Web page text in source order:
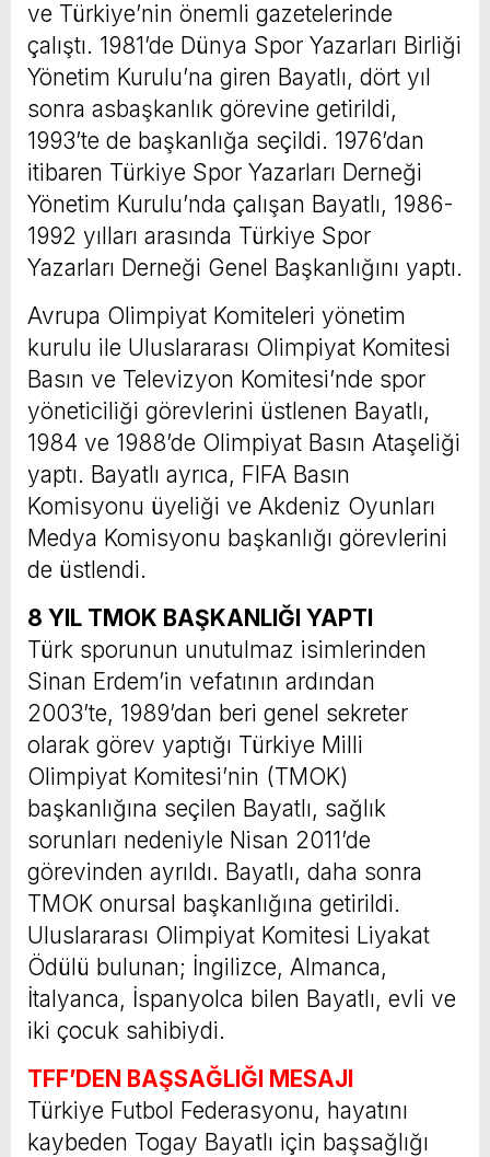
ve Türkiye’nin önemli gazetelerinde
çalıştı. 1981’de Dünya Spor Yazarları Birliği
Yönetim Kurulu’na giren Bayatlı, dört yıl
sonra asbaşkanlık görevine getirildi,
1993’te de başkanlığa seçildi. 1976’dan
itibaren Türkiye Spor Yazarları Derneği
Yönetim Kurulu’nda çalışan Bayatlı, 1986-
1992 yılları arasında Türkiye Spor
Yazarları Derneği Genel Başkanlığını yaptı.
Avrupa Olimpiyat Komiteleri yönetim
kurulu ile Uluslararası Olimpiyat Komitesi
Basın ve Televizyon Komitesi’nde spor
yöneticiliği görevlerini üstlenen Bayatlı,
1984 ve 1988’de Olimpiyat Basın Ataşeliği
yaptı. Bayatlı ayrıca, FIFA Basın
Komisyonu üyeliği ve Akdeniz Oyunları
Medya Komisyonu başkanlığı görevlerini
de üstlendi.
8 YIL TMOK BAŞKANLIĞI YAPTI
Türk sporunun unutulmaz isimlerinden
Sinan Erdem’in vefatının ardından
2003’te, 1989’dan beri genel sekreter
olarak görev yaptığı Türkiye Milli
Olimpiyat Komitesi’nin (TMOK)
başkanlığına seçilen Bayatlı, sağlık
sorunları nedeniyle Nisan 2011’de
görevinden ayrıldı. Bayatlı, daha sonra
TMOK onursal başkanlığına getirildi.
Uluslararası Olimpiyat Komitesi Liyakat
Ödülü bulunan; İngilizce, Almanca,
İtalyanca, İspanyolca bilen Bayatlı, evli ve
iki çocuk sahibiydi.
TFF’DEN BAŞSAĞLIĞI MESAJI
Türkiye Futbol Federasyonu, hayatını
kaybeden Togay Bayatlı için başsağlığı